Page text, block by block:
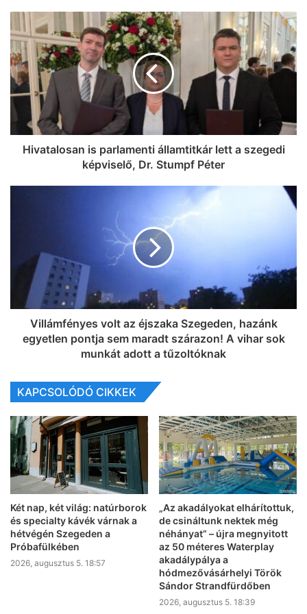
Na, ez mennyire király már: 60 SZIN-
jegyet VIP-re húz fel a Coca-Cola
Szegeden!
Hivatalosan is parlamenti államtitkár lett a szegedi
képviselő, Dr. Stumpf Péter
Villámfényes volt az éjszaka Szegeden, hazánk
egyetlen pontja sem maradt szárazon! A vihar sok
munkát adott a tűzoltóknak
KAPCSOLÓDÓ CIKKEK
Két nap, két világ: natúrborok
és specialty kávék várnak a
hétvégén Szegeden a
Próbafülkében
2026, augusztus 5. 18:57
„Az akadályokat elhárítottuk,
de csináltunk nektek még
néhányat” – újra megnyitott
az 50 méteres Waterplay
akadálypálya a
hódmezővásárhelyi Török
Sándor Strandfürdőben
2026, augusztus 5. 18:39